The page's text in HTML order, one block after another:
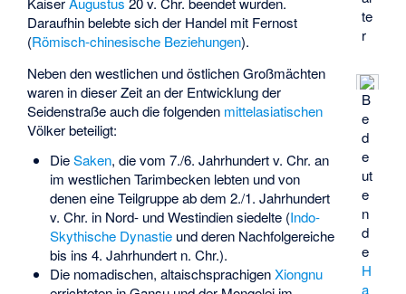
te
r
B
e
d
e
ut
e
n
d
e
H
a
Daraufhin belebte sich der Handel mit Fernost
(Römisch-chinesische Beziehungen).
Neben den westlichen und östlichen Großmächten
waren in dieser Zeit an der Entwicklung der
Seidenstraße auch die folgenden mittelasiatischen
Völker beteiligt:
DieSaken, die vom 7./6. Jahrhundert v. Chr. an
im westlichen Tarimbecken lebten und von
denen eine Teilgruppe ab dem 2./1. Jahrhundert
v. Chr. in Nord- und Westindien siedelte (Indo-
Skythische Dynastieund deren Nachfolgereiche
bis ins 4. Jahrhundert n. Chr.).
Die nomadischen, altaischsprachigenXiongnu